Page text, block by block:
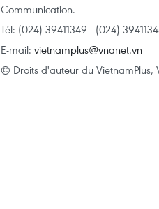
Communication.
Tél: (024) 39411349 - (024)
E-mail: vietnamplus@vnanet.vn
© Droits d'auteur du VietnamPlus,